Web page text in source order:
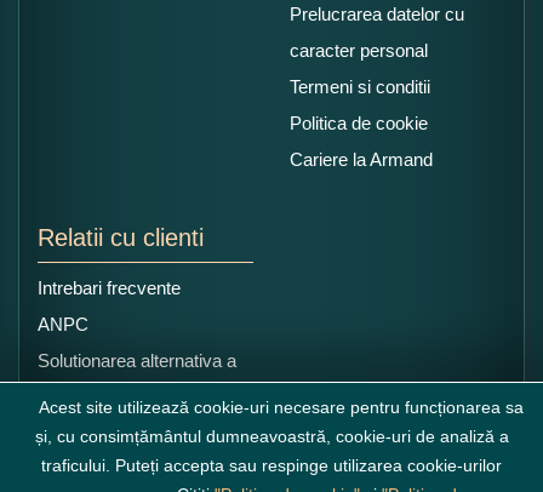
Prelucrarea datelor cu
caracter personal
Termeni si conditii
Politica de cookie
Cariere la Armand
Relatii cu clienti
Intrebari frecvente
ANPC
Solutionarea alternativa a
litigiilor
Acest site utilizează cookie-uri necesare pentru funcționarea sa
și, cu consimțământul dumneavoastră, cookie-uri de analiză a
traficului. Puteți accepta sau respinge utilizarea cookie-urilor